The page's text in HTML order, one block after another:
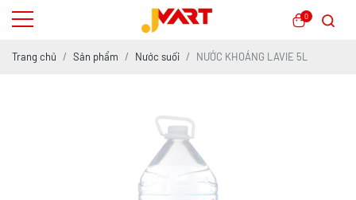
0
Trang chủ Sản phẩm Nước suối NƯỚC KHOÁNG LAVIE 5L